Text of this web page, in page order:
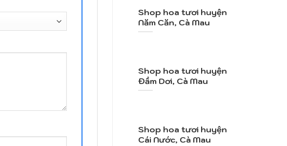
Shop hoa tươi huyện
Năm Căn, Cà Mau
Shop hoa tươi huyện
Đầm Dơi, Cà Mau
Shop hoa tươi huyện
Cái Nước, Cà Mau